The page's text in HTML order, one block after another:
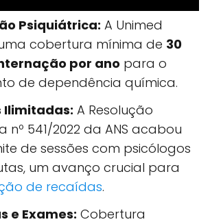
Psiquiátrica: A Unimed
cobertura mínima de 30
por ano para o
de dependência química.
Ilimitadas: A Resolução
nº 541/2022 da ANS acabou
de sessões com psicólogos
um avanço crucial para
de recaídas.
e Exames: Cobertura